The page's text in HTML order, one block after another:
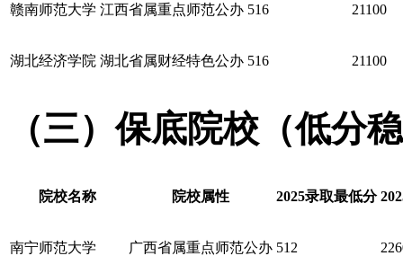
赣南师范大学 江西省属重点师范公办 516 21100
湖北经济学院 湖北省属财经特色公办 516 21100
（三）保底院校（低分
院校名称 院校属性 2025录取最低分
南宁师范大学 广西省属重点师范公办 512